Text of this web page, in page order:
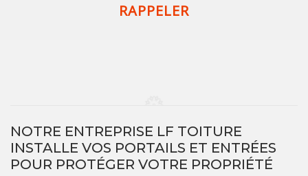
NOTRE ENTREPRISE LF TOITURE
INSTALLE VOS PORTAILS ET ENTRÉES
POUR PROTÉGER VOTRE PROPRIÉTÉ